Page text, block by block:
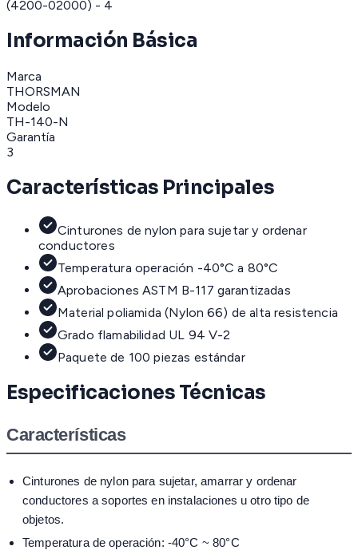
Información Básica
Marca
THORSMAN
Modelo
TH-140-N
Garantía
3
Características Principales
Cinturones de nylon para sujetar y ordenar
conductores
Temperatura operación -40°C a 80°C
Aprobaciones ASTM B-117 garantizadas
Material poliamida (Nylon 66) de alta resistencia
Grado flamabilidad UL 94 V-2
Paquete de 100 piezas estándar
Especificaciones Técnicas
Características
Cinturones de nylon para sujetar, amarrar y ordenar
conductores a soportes en instalaciones u otro tipo de
objetos.
Temperatura de operación: -40°C ~ 80°C